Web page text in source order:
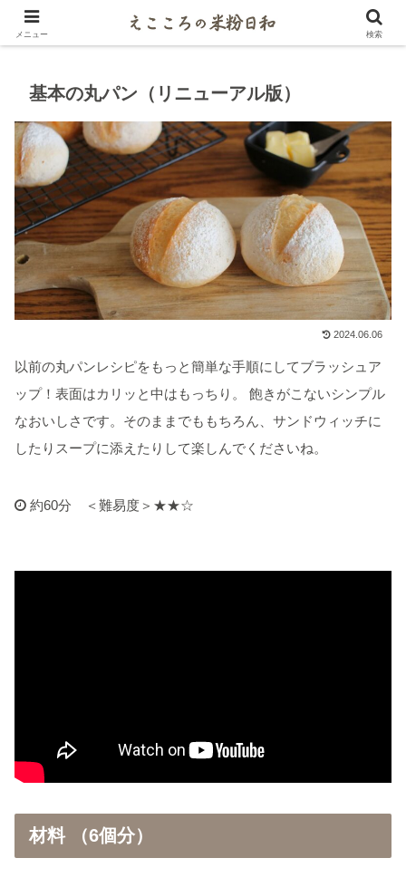
米粉マイスターがご紹介するパンとお菓子レシピ
基本の丸パン（リニューアル版）
2024.06.06
以前の丸パンレシピをもっと簡単な手順にしてブラッシュア
ップ！表面はカリッと中はもっちり。 飽きがこないシンプル
なおいしさです。そのままでももちろん、サンドウィッチに
したりスープに添えたりして楽しんでくださいね。
約60分 ＜難易度＞★★☆
材料 （6個分）
メニュー 検索